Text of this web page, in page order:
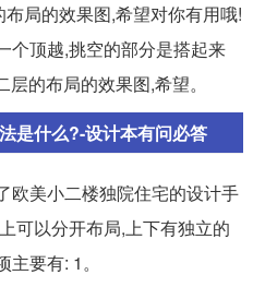
局的效果图,希望对你有用哦!
个顶越,挑空的部分是搭起来
的布局的效果图,希望。
是什么?-设计本有问必答
欧美小二楼独院住宅的设计手
可以分开布局,上下有独立的
要有: 1。